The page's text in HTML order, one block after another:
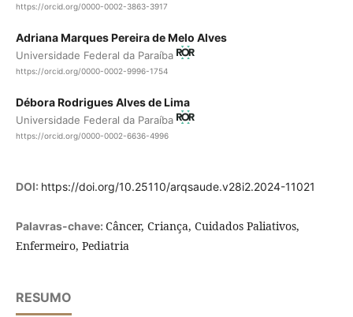
https://orcid.org/0000-0002-3863-3917
Adriana Marques Pereira de Melo Alves
Universidade Federal da Paraíba
https://orcid.org/0000-0002-9996-1754
Débora Rodrigues Alves de Lima
Universidade Federal da Paraíba
https://orcid.org/0000-0002-6636-4996
DOI: https://doi.org/10.25110/arqsaude.v28i2.2024-11021
Palavras-chave: Câncer, Criança, Cuidados Paliativos,
Enfermeiro, Pediatria
RESUMO